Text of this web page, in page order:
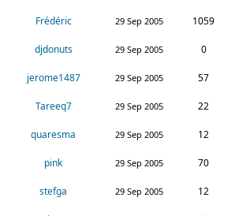
Frédéric 29 Sep 2005 1059
djdonuts 29 Sep 2005 0
jerome1487 29 Sep 2005 57
Tareeq7 29 Sep 2005 22
quaresma 29 Sep 2005 12
pink 29 Sep 2005 70
stefga 29 Sep 2005 12